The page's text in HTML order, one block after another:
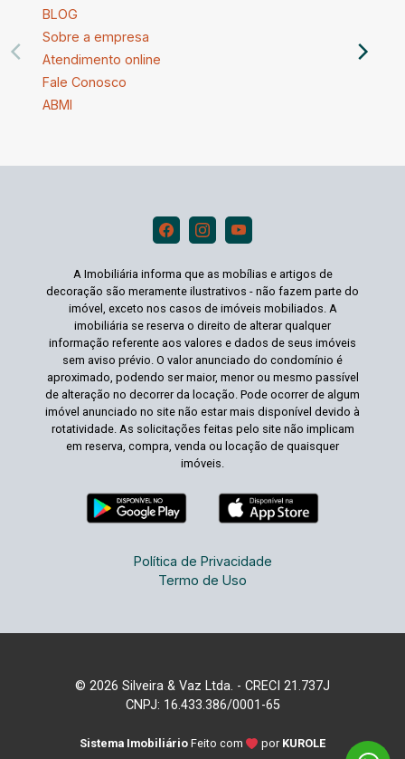
BLOG
Sobre a empresa
Atendimento online
Fale Conosco
ABMI
A Imobiliária informa que as mobílias e artigos de
decoração são meramente ilustrativos - não fazem parte do
imóvel, exceto nos casos de imóveis mobiliados. A
imobiliária se reserva o direito de alterar qualquer
informação referente aos valores e dados de seus imóveis
sem aviso prévio. O valor anunciado do condomínio é
aproximado, podendo ser maior, menor ou mesmo passível
de alteração no decorrer da locação. Pode ocorrer de algum
imóvel anunciado no site não estar mais disponível devido à
rotatividade. As solicitações feitas pelo site não implicam
em reserva, compra, venda ou locação de quaisquer
imóveis.
Política de Privacidade
Termo de Uso
© 2026 Silveira & Vaz Ltda. - CRECI 21.737J
CNPJ: 16.433.386/0001-65
Sistema Imobiliário Feito com por KUROLE